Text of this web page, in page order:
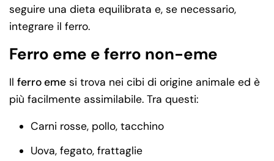
seguire una dieta equilibrata e, se necessario,
integrare il ferro.
Ferro eme e ferro non-eme
Il ferro eme si trova nei cibi di origine animale ed è
più facilmente assimilabile. Tra questi:
Carni rosse, pollo, tacchino
Uova, fegato, frattaglie